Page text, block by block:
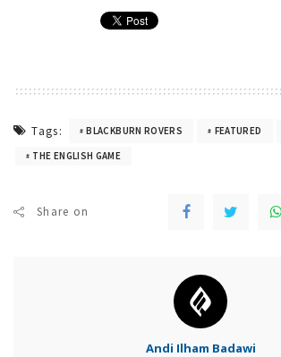
Tags: BLACKBURN ROVERS FEATURED
THE ENGLISH GAME
Share on
Andi Ilham Badawi